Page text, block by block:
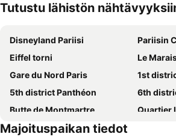
Tutustu lähistön
Disneyland Pariisi
Pariisin
Eiffel torni
Le
Gare du Nord Paris
1st
5th district Panthéon
6th
Butte de Montmartre
Quartier
9th district Opéra
Majoituspaikan tiedot